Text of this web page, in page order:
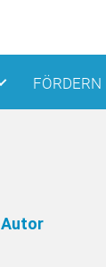
FÖRDERN